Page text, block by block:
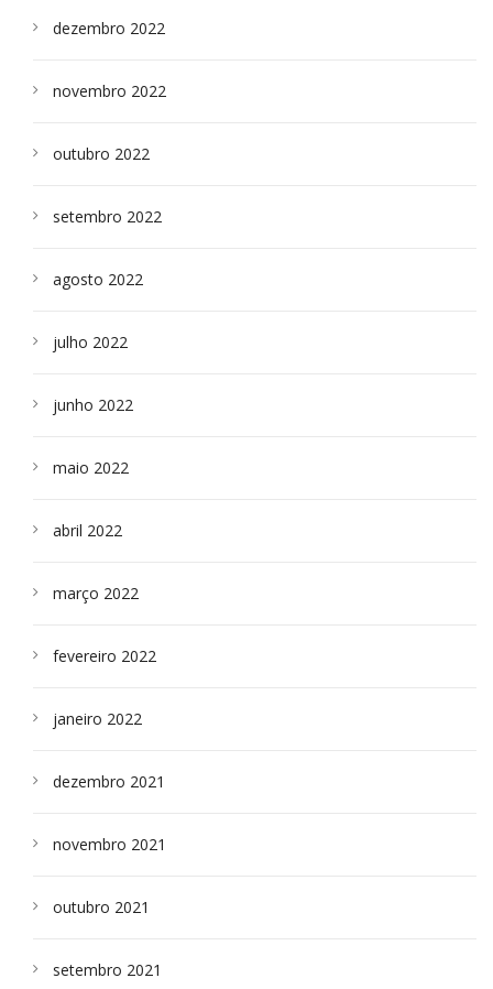
dezembro 2022
novembro 2022
outubro 2022
setembro 2022
agosto 2022
julho 2022
junho 2022
maio 2022
abril 2022
março 2022
fevereiro 2022
janeiro 2022
dezembro 2021
novembro 2021
outubro 2021
setembro 2021